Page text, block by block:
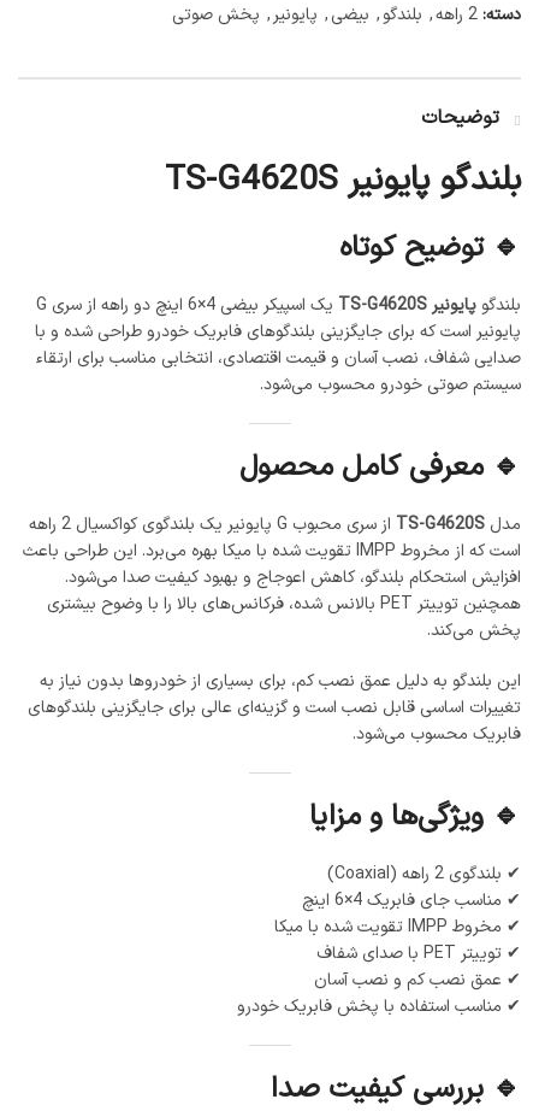
دسته:2 راهه , بلندگو, بیضی, پایونیر , پخش صوتی
توضیحات
بلندگو پایونیر TS-G4620S
🔹 توضیح کوتاه
بلندگو پایونیر TS-G4620S
یک اسپیکر بیضی 4×6 اینچ دو راهه از سری G
پایونیر است که برای جایگزینی بلندگوهای فابریک خودرو طراحی شده و با
صدایی شفاف، نصب آسان و قیمت اقتصادی، انتخابی مناسب برای ارتقاء
سیستم صوتی خودرو محسوب می‌شود.
🔹 معرفی کامل محصول
مدل TS-G4620S
از سری محبوب G پایونیر یک بلندگوی کواکسیال 2 راهه
است که از مخروط IMPP تقویت شده با میکا بهره می‌برد. این طراحی باعث
افزایش استحکام بلندگو، کاهش اعوجاج و بهبود کیفیت صدا می‌شود.
همچنین توییتر PET بالانس شده، فرکانس‌های بالا را با وضوح بیشتری
پخش می‌کند.
این بلندگو به دلیل عمق نصب کم، برای بسیاری از خودروها بدون نیاز به
تغییرات اساسی قابل نصب است و گزینه‌ای عالی برای جایگزینی بلندگوهای
فابریک محسوب می‌شود.
🔹 ویژگی‌ها و مزایا
✔ بلندگوی 2 راهه (Coaxial)
✔ مناسب جای فابریک 4×6 اینچ
✔ مخروط IMPP تقویت شده با میکا
✔ توییتر PET با صدای شفاف
✔ عمق نصب کم و نصب آسان
✔ مناسب استفاده با پخش فابریک خودرو
🔹 بررسی کیفیت صدا